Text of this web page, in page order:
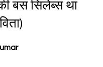
बस सिलेब्स था
of 5 stars.